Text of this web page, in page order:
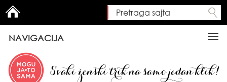
Search form
Pretraga sajta
NAVIGACIJA